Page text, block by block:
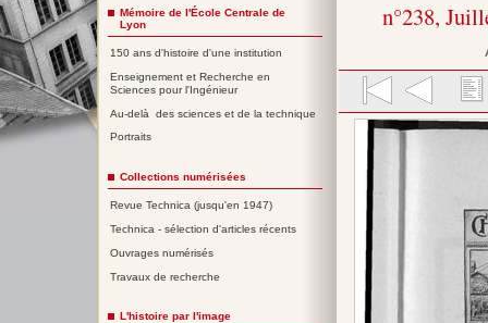
n°238,
Mémoire de l'École Centrale de
Lyon
150 ans d'histoire d'une institution
Enseignement et Recherche en
Sciences pour l'Ingénieur
Au-delà des sciences et de la technique
Portraits
Collections numérisées
Revue Technica (jusqu'en 1947)
Technica - sélection d'articles récents
Ouvrages numérisés
Travaux de recherche
L'histoire par l'image